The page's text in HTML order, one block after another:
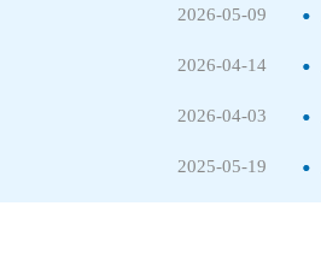
2026-05-09
2026-04-14
2026-04-03
2025-05-19